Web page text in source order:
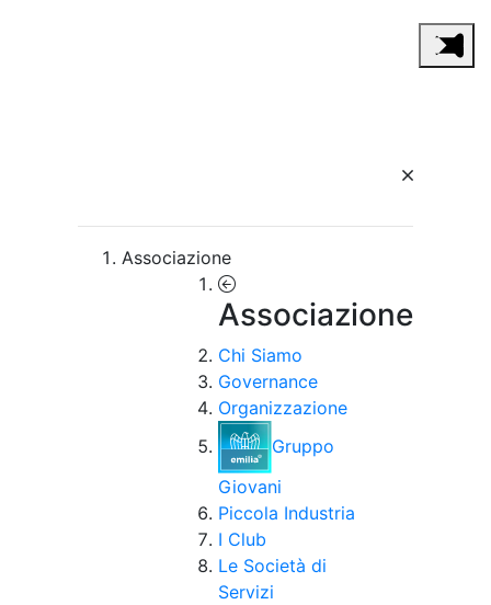
Associazione
Associazione
Chi Siamo
Governance
Organizzazione
Gruppo
Giovani
Piccola Industria
I Club
Le Società di
Servizi